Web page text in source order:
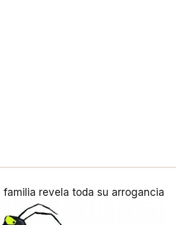
familia revela toda su arrogancia